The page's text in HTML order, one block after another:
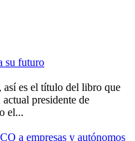
su futuro
así es el título del libro que
presidente de
el...
a empresas y autónomos